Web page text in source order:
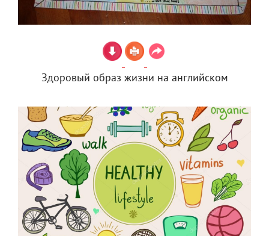
Здоровый образ жизни на английском